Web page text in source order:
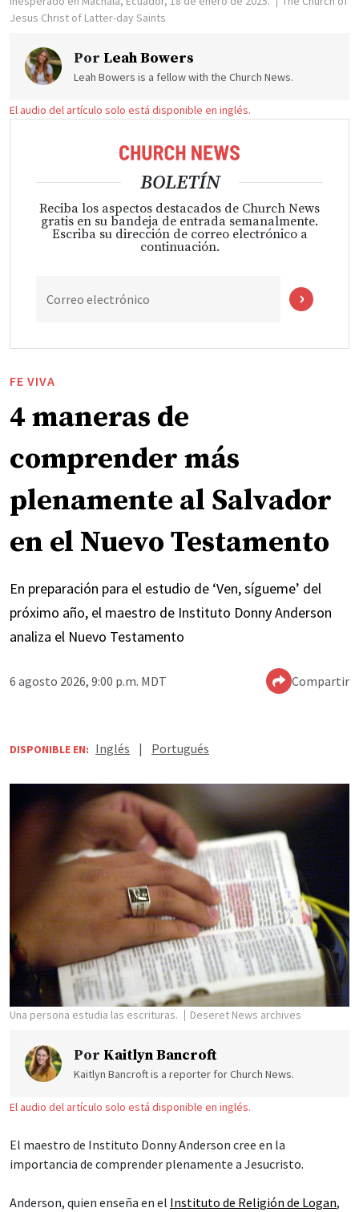
Jesus Christ of Latter-day Saints
Por Leah Bowers
Leah Bowers is a fellow with the Church News.
El audio del artículo solo está disponible en inglés.
BOLETÍN
Reciba los aspectos destacados de Church News
gratis en su bandeja de entrada semanalmente.
Escriba su dirección de correo electrónico a
continuación.
Correo electrónico
FE VIVA
4 maneras de
comprender más
plenamente al Salvador
en el Nuevo Testamento
En preparación para el estudio de ‘Ven, sígueme’ del
próximo año, el maestro de Instituto Donny Anderson
analiza el Nuevo Testamento
6 agosto 2026, 9:00 p.m. MDT Compartir
DISPONIBLE EN: Inglés | Portugués
Una persona estudia las escrituras. Deseret News archives
Por Kaitlyn Bancroft
Kaitlyn Bancroft is a reporter for Church News.
El audio del artículo solo está disponible en inglés.
El maestro de Instituto Donny Anderson cree en la
importancia de comprender plenamente a Jesucristo.
Anderson, quien enseña en el Instituto de Religión de Logan,